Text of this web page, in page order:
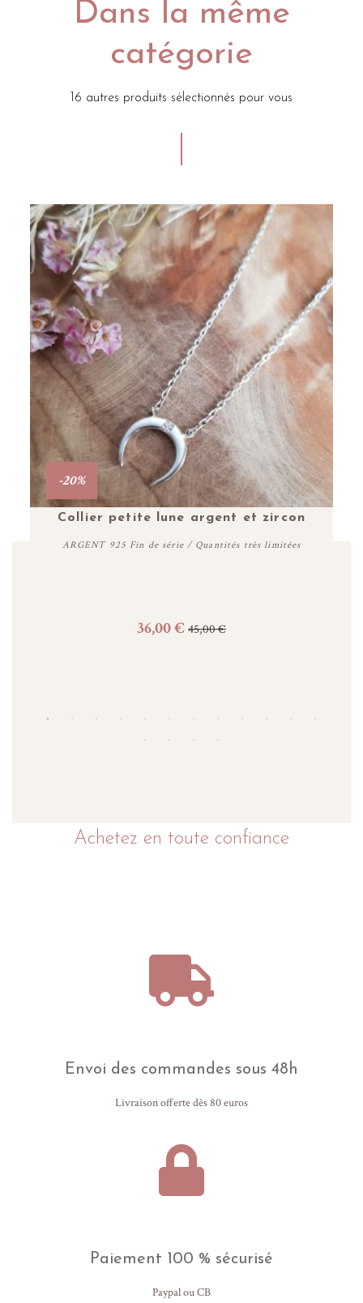
Dans la même
catégorie
16 autres produits sélectionnés pour vous
-20%
Collier petite lune argent et zircon
ARGENT 925 Fin de série / Quantités très limitées
36,00 € 45,00 €
Achetez en toute confiance
Envoi des commandes sous 48h
Livraison offerte dès 80 euros
Paiement 100 % sécurisé
Paypal ou CB